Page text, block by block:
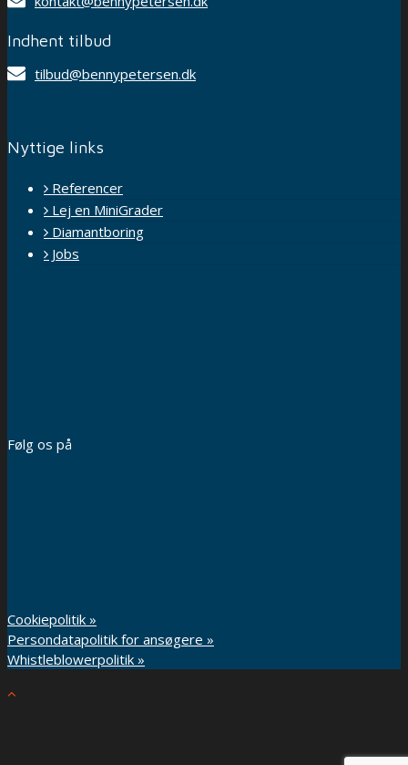
Indhent tilbud
tilbud@bennypetersen.dk
Nyttige links
Referencer
Lej en MiniGrader
Diamantboring
Jobs
Følg os på
Cookiepolitik »
Persondatapolitik for ansøgere »
Whistleblowerpolitik »